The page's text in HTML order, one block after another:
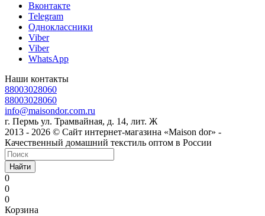
Вконтакте
Telegram
Одноклассники
Viber
Viber
WhatsApp
Наши контакты
88003028060
88003028060
info@maisondor.com.ru
г. Пермь ул. Трамвайная, д. 14, лит. Ж
2013 - 2026 © Сайт интернет-магазина «Maison dor» -
Качественный домашний текстиль оптом в России
Найти
0
0
0
Корзина